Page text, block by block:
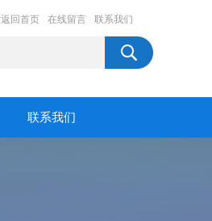
返回首页 在线留言 联系我们
联系我们